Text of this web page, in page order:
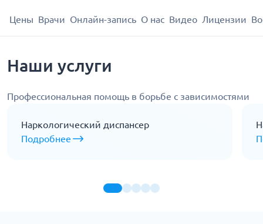
Цены Врачи Онлайн-запись О нас Видео Лицензии
Наши услуги
Профессиональная помощь в борьбе с зависимостями
Наркологический диспансер
Подробнее